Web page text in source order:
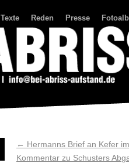
Texte Reden Presse
← Hermanns Brief an Kefer
Kommentar zu Schusters